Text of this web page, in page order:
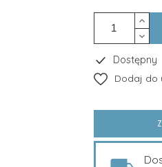
Dostępny
Dodaj do